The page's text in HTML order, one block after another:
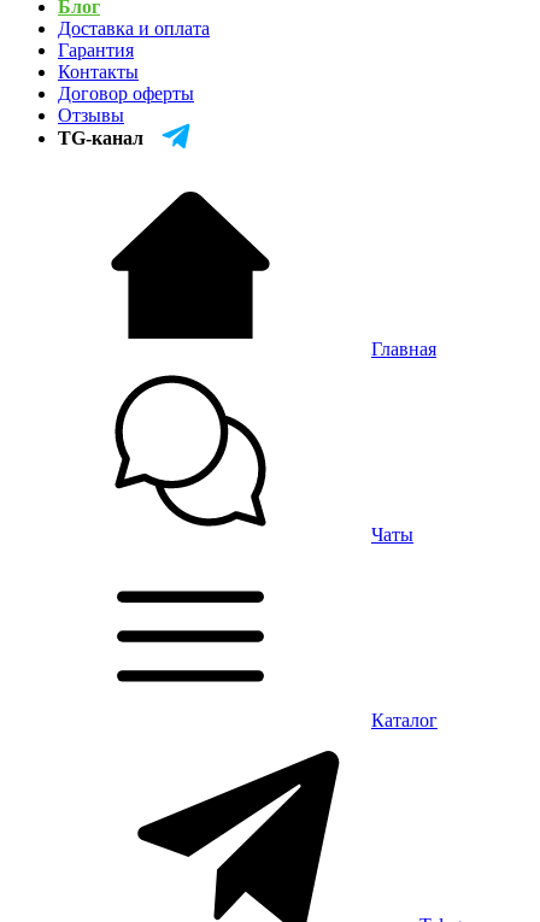
Блог
Доставка и оплата
Гарантия
Контакты
Договор оферты
Отзывы
TG-канал
Главная
Чаты
Каталог